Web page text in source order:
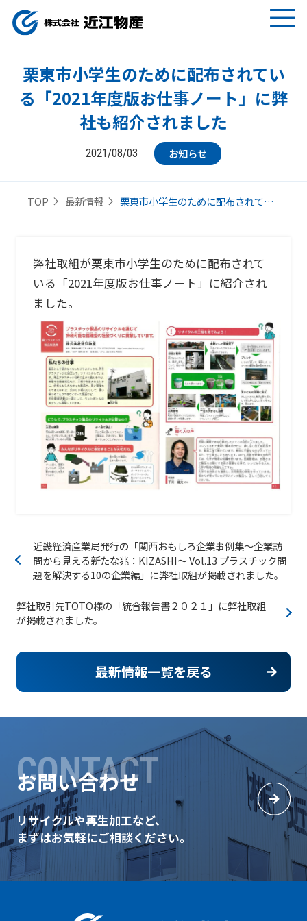
栗東市小学生のために配布されてい
る「2021年度版お仕事ノート」に弊
社も紹介されました
2021/08/03 お知らせ
TOP 最新情報 栗東市小学生のために配布されて…
弊社取組が栗東市小学生のために配布されて
いる「2021年度版お仕事ノート」に紹介され
ました。
近畿経済産業局発行の「関西おもしろ企業事例集～企業訪
問から見える新たな兆：KIZASHI～ Vol.13 プラスチック問
題を解決する10の企業編」に弊社取組が掲載されました。
弊社取引先TOTO様の「統合報告書２０２１」に弊社取組
が掲載されました。
最新情報一覧を戻る
CONTACT
お問い合わせ
リサイクルや再生加工など、
まずはお気軽にご相談ください。